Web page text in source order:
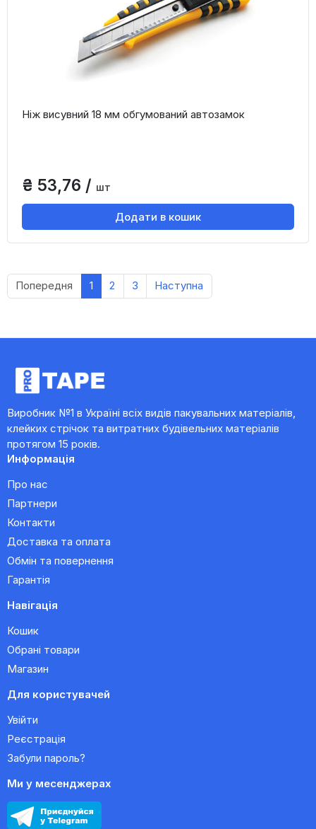
Ніж висувний 18 мм обгумований автозамок
₴ 53,76 / шт
Додати в кошик
Попередня 1 2 3 Наступна
Виробник №1 в Україні всіх видів пакувальних матеріалів,
клейких стрічок та витратних будівельних матеріалів
протягом 15 років.
Информація
Про нас
Партнери
Контакти
Доставка та оплата
Обмін та повернення
Гарантія
Навігація
Кошик
Обрані товари
Магазин
Для користувачей
Увійти
Реєстрація
Забули пароль?
Ми у месенджерах